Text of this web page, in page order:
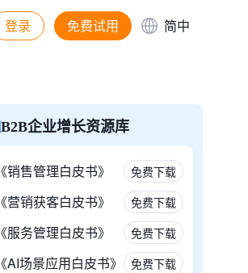
登录 免费试用 简中
B2B企业增长资源库
《销售管理白皮书》 免费下载
《营销获客白皮书》 免费下载
《服务管理白皮书》 免费下载
《AI场景应用白皮书》 免费下载